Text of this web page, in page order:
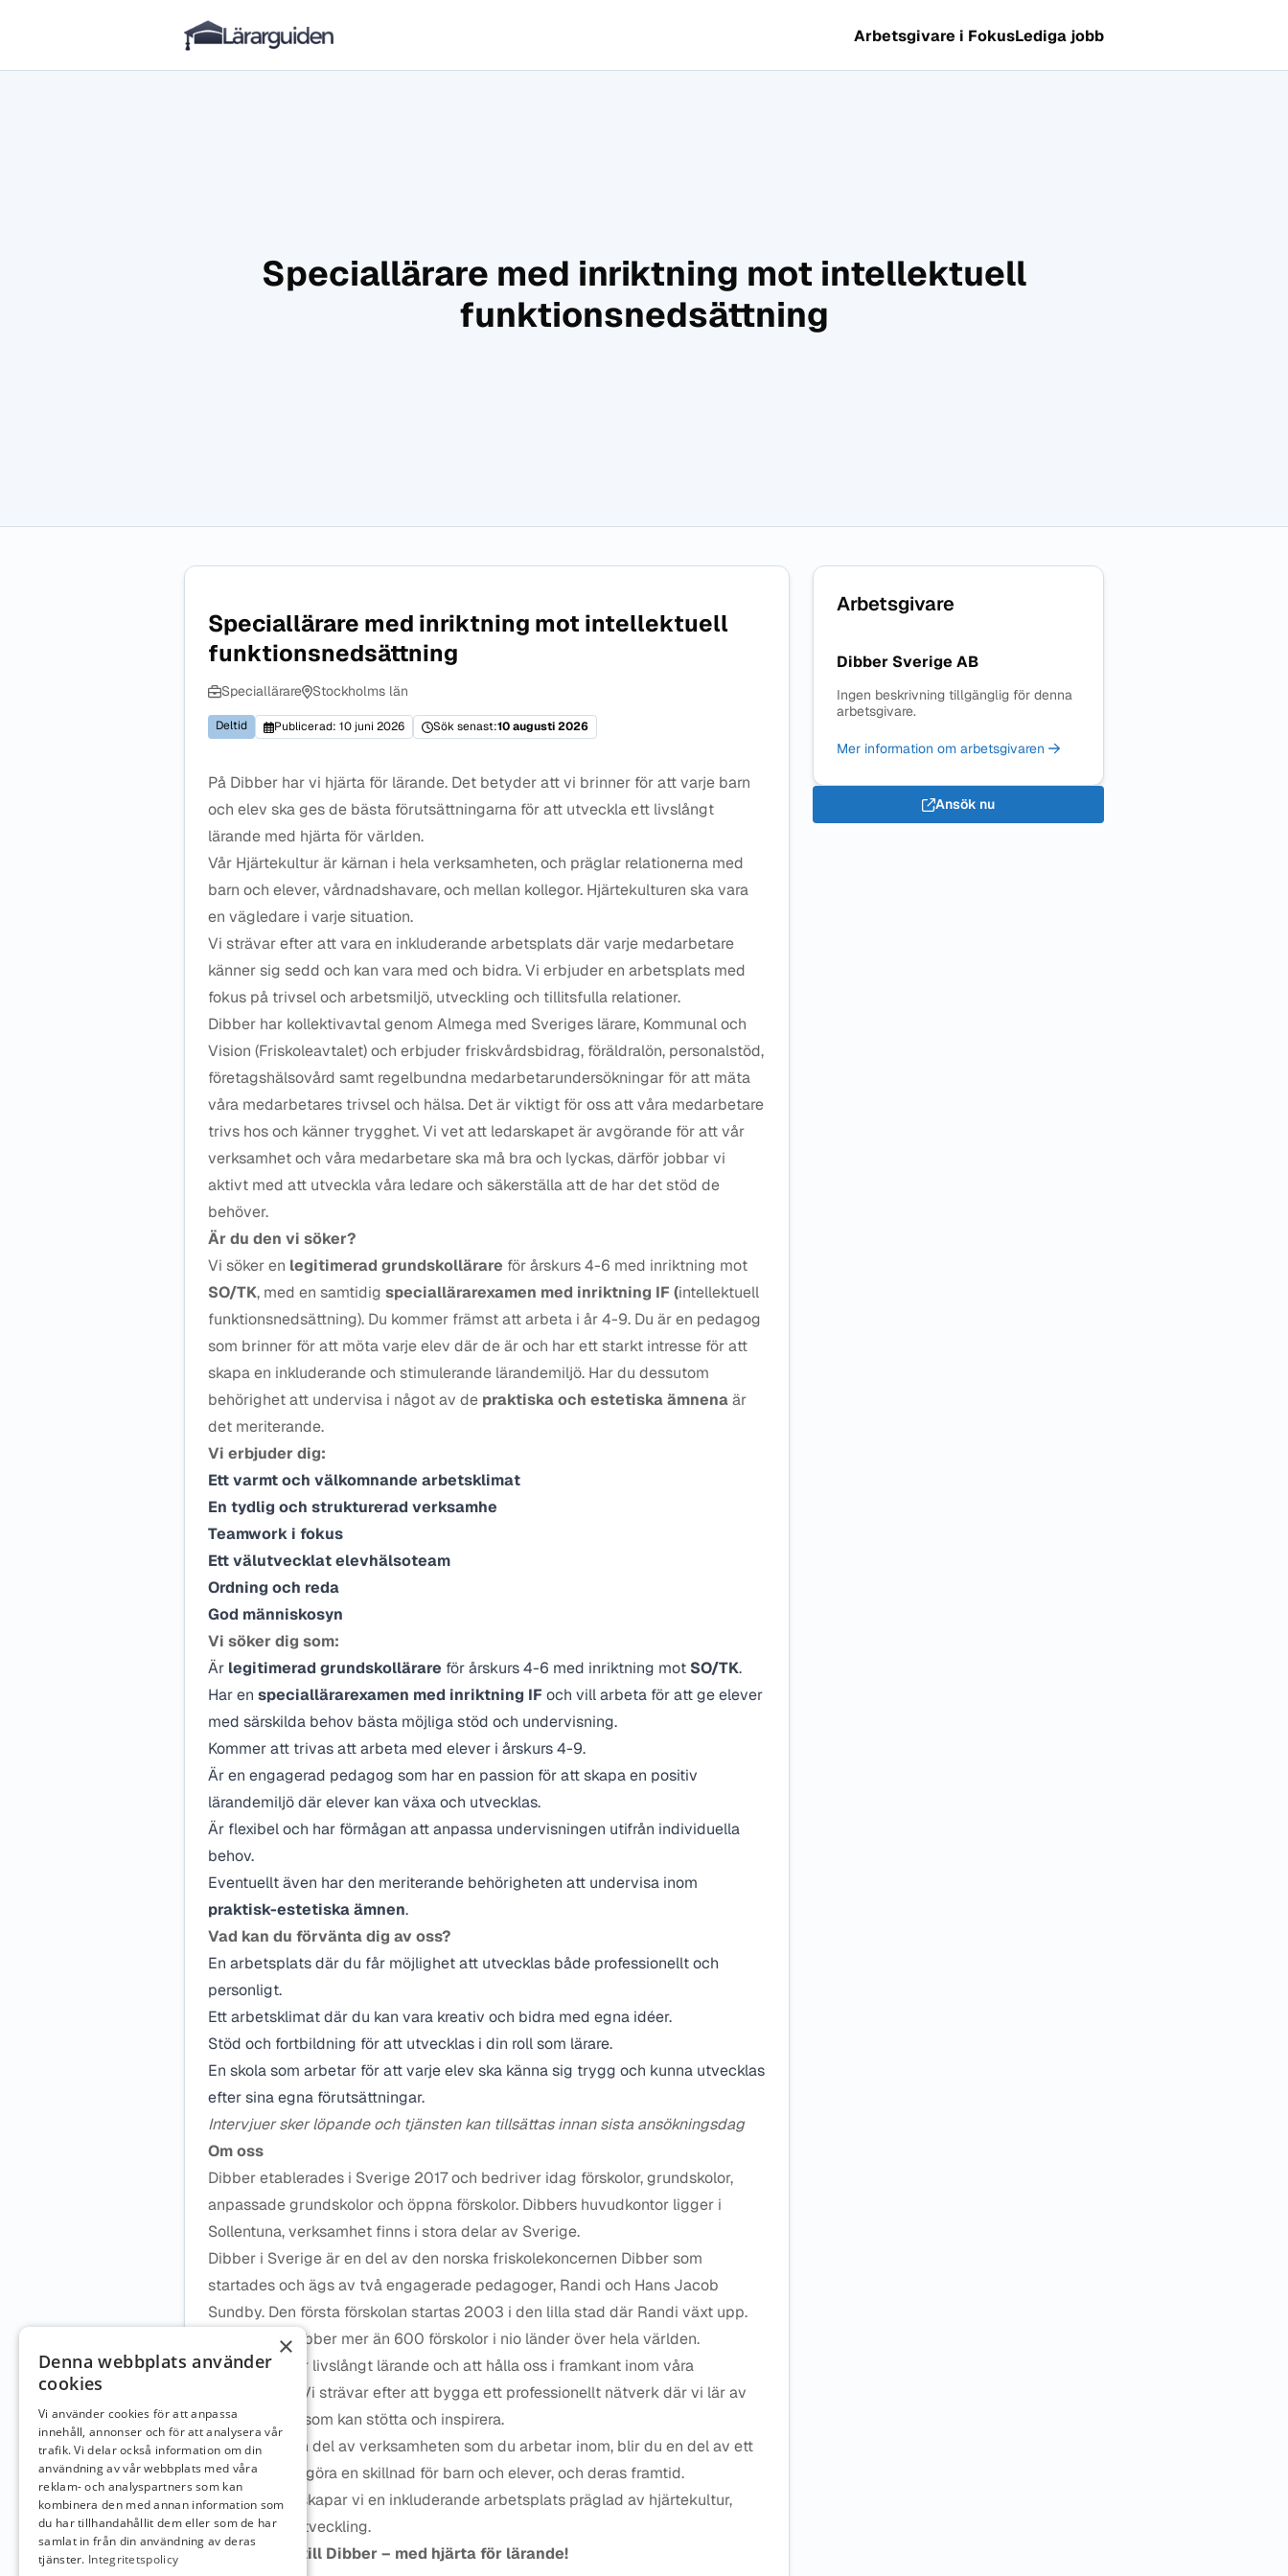
Hoppa till innehåll
Lärarguiden Arbetsgivare i FokusLediga jobb
Speciallärare med inriktning mot intellektuell
funktionsnedsättning
Speciallärare med inriktning mot intellektuell
funktionsnedsättning
Speciallärare Stockholms län
Deltid Publicerad: 10 juni 2026 Sök senast:10 augusti 2026
På Dibber har vi hjärta för lärande. Det betyder att vi brinner för att varje barn
och elev ska ges de bästa förutsättningarna för att utveckla ett livslångt
lärande med hjärta för världen.
Vår Hjärtekultur är kärnan i hela verksamheten, och präglar relationerna med
barn och elever, vårdnadshavare, och mellan kollegor. Hjärtekulturen ska vara
en vägledare i varje situation.
Vi strävar efter att vara en inkluderande arbetsplats där varje medarbetare
känner sig sedd och kan vara med och bidra. Vi erbjuder en arbetsplats med
fokus på trivsel och arbetsmiljö, utveckling och tillitsfulla relationer.
Dibber har kollektivavtal genom Almega med Sveriges lärare, Kommunal och
Vision (Friskoleavtalet) och erbjuder friskvårdsbidrag, föräldralön, personalstöd,
företagshälsovård samt regelbundna medarbetarundersökningar för att mäta
våra medarbetares trivsel och hälsa. Det är viktigt för oss att våra medarbetare
trivs hos och känner trygghet. Vi vet att ledarskapet är avgörande för att vår
verksamhet och våra medarbetare ska må bra och lyckas, därför jobbar vi
aktivt med att utveckla våra ledare och säkerställa att de har det stöd de
behöver.
Är du den vi söker?
Vi söker en legitimerad grundskollärare för årskurs 4-6 med inriktning mot
SO/TK, med en samtidig speciallärarexamen med inriktning IF (intellektuell
funktionsnedsättning). Du kommer främst att arbeta i år 4-9. Du är en pedagog
som brinner för att möta varje elev där de är och har ett starkt intresse för att
skapa en inkluderande och stimulerande lärandemiljö. Har du dessutom
behörighet att undervisa i något av de praktiska och estetiska ämnenaär
det meriterande.
Vi erbjuder dig:
Ett varmt och välkomnande arbetsklimat
En tydlig och strukturerad verksamhe
Teamwork i fokus
Ett välutvecklat elevhälsoteam
Ordning och reda
God människosyn
Vi söker dig som:
Är legitimerad grundskollärare för årskurs 4-6 med inriktning mot SO/TK.
Har en speciallärarexamen med inriktning IF och vill arbeta för att ge elever
med särskilda behov bästa möjliga stöd och undervisning.
Kommer att trivas att arbeta med elever i årskurs 4-9.
Är en engagerad pedagog som har en passion för att skapa en positiv
lärandemiljö där elever kan växa och utvecklas.
Är flexibel och har förmågan att anpassa undervisningen utifrån individuella
behov.
Eventuellt även har den meriterande behörigheten att undervisa inom
praktisk-estetiska ämnen.
Vad kan du förvänta dig av oss?
En arbetsplats där du får möjlighet att utvecklas både professionellt och
personligt.
Ett arbetsklimat där du kan vara kreativ och bidra med egna idéer.
Stöd och fortbildning för att utvecklas i din roll som lärare.
En skola som arbetar för att varje elev ska känna sig trygg och kunna utvecklas
efter sina egna förutsättningar.
Intervjuer sker löpande och tjänsten kan tillsättas innan sista ansökningsdag
Om oss
Dibber etablerades i Sverige 2017 och bedriver idag förskolor, grundskolor,
anpassade grundskolor och öppna förskolor. Dibbers huvudkontor ligger i
Sollentuna, verksamhet finns i stora delar av Sverige.
Dibber i Sverige är en del av den norska friskolekoncernen Dibber som
startades och ägs av två engagerade pedagoger, Randi och Hans Jacob
Sundby. Den första förskolan startas 2003 i den lilla stad där Randi växt upp.
Idag driver Dibber mer än 600 förskolor i nio länder över hela världen.
Vi står upp för livslångt lärande och att hålla oss i framkant inom våra
professioner. Vi strävar efter att bygga ett professionellt nätverk där vi lär av
varandra och som kan stötta och inspirera.
Oavsett vilken del av verksamheten som du arbetar inom, blir du en del av ett
team som vill göra en skillnad för barn och elever, och deras framtid.
Tillsammans skapar vi en inkluderande arbetsplats präglad av hjärtekultur,
lärande och utveckling.
Välkommen till Dibber – med hjärta för lärande!
Arbetsgivare
Dibber Sverige AB
Ingen beskrivning tillgänglig för denna
arbetsgivare.
Mer information om arbetsgivaren
Ansök nu
×
Denna webbplats använder
cookies
Vi använder cookies för att anpassa
innehåll, annonser och för att analysera vår
trafik. Vi delar också information om din
användning av vår webbplats med våra
reklam- och analyspartners som kan
kombinera den med annan information som
du har tillhandahållit dem eller som de har
samlat in från din användning av deras
tjänster. Integritetspolicy